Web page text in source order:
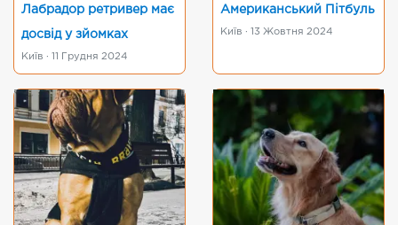
Лабрадор ретривер має
досвід у зйомках
Київ · 11 Грудня 2024
Американський Пітбуль
Київ · 13 Жовтня 2024